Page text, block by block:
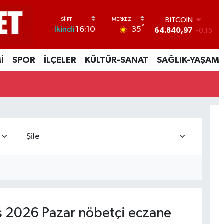
İkindi 16:10 35°
BITCOIN
64.840,97 -0.15
47,7436 0.18
EURO
55,2510 0.32
13.779
SPOR İLÇELER KÜLTÜR-SANAT SAĞLIK-YAŞAM
Pazar nöbetçi eczane